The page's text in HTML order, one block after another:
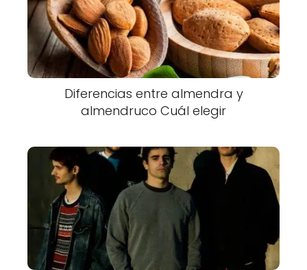
Diferencias entre almendra y
almendruco Cuál elegir